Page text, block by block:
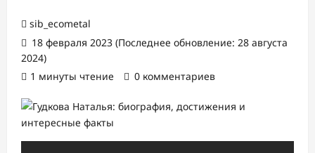
sib_ecometal
18 февраля 2023 (Последнее обновление: 28 августа
2024)
1 минуты чтение
0 комментариев